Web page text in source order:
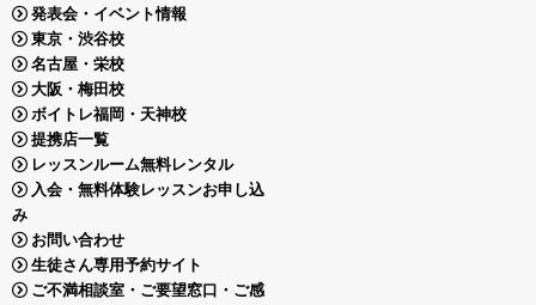
発表会・イベント情報
東京・渋谷校
名古屋・栄校
大阪・梅田校
ボイトレ福岡・天神校
提携店一覧
レッスンルーム無料レンタル
入会・無料体験レッスンお申し込
み
お問い合わせ
生徒さん専用予約サイト
ご不満相談室・ご要望窓口・ご感